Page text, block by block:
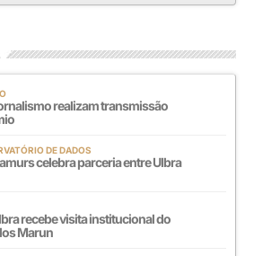
realizam transmissão
DE DADOS
celebra parceria entre Ulbra
recebe visita institucional do
Marun